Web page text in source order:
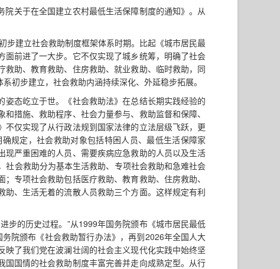
关于在全国建立农村最低生活保障制度的通知》。从
步建立社会救助制度框架体系时期。比起《城市居民最
前进了一大步。它不仅实现了城乡统筹，明确了社会
助、教育救助、住房救助、就业救助、临时救助，同
初步建立，社会救助内涵持续深化、外延稳步拓展。
态屹立于世。《社会救助法》在总结长期实践经验的
措施、救助程序、社会力量参与、救助监督和保障、
仅实现了从行政法规到国家法律的立法层级飞跃，更
规定，社会救助对象包括特困人员、最低生活保障家
严重困难的人员、需要疾病应急救助的人员以及生活
会救助分为基本生活救助、专项社会救助和急难社会
专项社会救助包括医疗救助、教育救助、住房救助、
、生活无着的流散人员救助三个方面。这样规定有利
步的历史过程。”从1999年国务院颁布《城市居民最低
院颁布《社会救助暂行办法》，再到2026年全国人大
了我们党在波澜壮阔的社会主义现代化实践中始终坚
国情的社会救助制度丰富完善并走向成熟定型。从行